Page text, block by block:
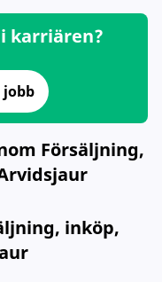
karriären?
Försäljning,
inköp,